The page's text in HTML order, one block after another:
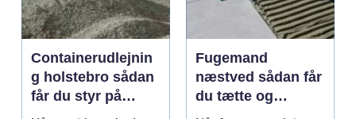
Containerudlejnin
g holstebro sådan
får du styr på
affald og
Fugemand
næstved sådan får
du tætte og
holdbare fuger